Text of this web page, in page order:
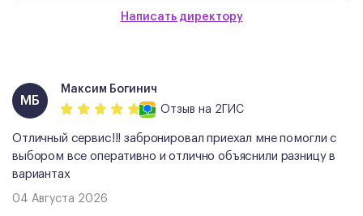
Написать директору
МБ
Максим Богинич
Отзыв на 2ГИС
Отличный сервис!!! забронировал приехал мне помогли с
выбором все оперативно и отлично объяснили разницу в
вариантах
04 Августа 2026